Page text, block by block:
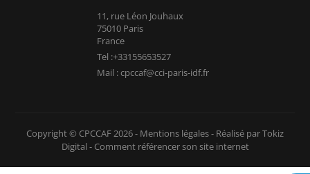
11, rue Léon Jouhaux
75010 Paris
France
Tel :+33155653527
Mail : cpccaf@cci-paris-idf.fr
Copyright © CPCCAF 2026 - Mentions légales- Réalisé par Tokiz
Digital - Comment référencer son site internet